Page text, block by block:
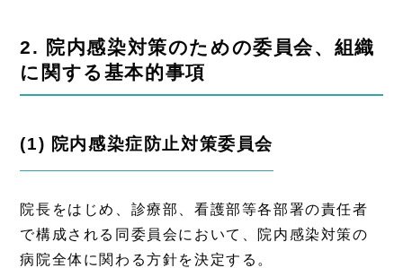
2. 院内感染対策のための委員会、組織
に関する基本的事項
(1) 院内感染症防止対策委員会
院長をはじめ、診療部、看護部等各部署の責任者
で構成される同委員会において、院内感染対策の
病院全体に関わる方針を決定する。